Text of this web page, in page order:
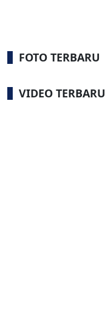
FOTO TERBARU
VIDEO TERBARU